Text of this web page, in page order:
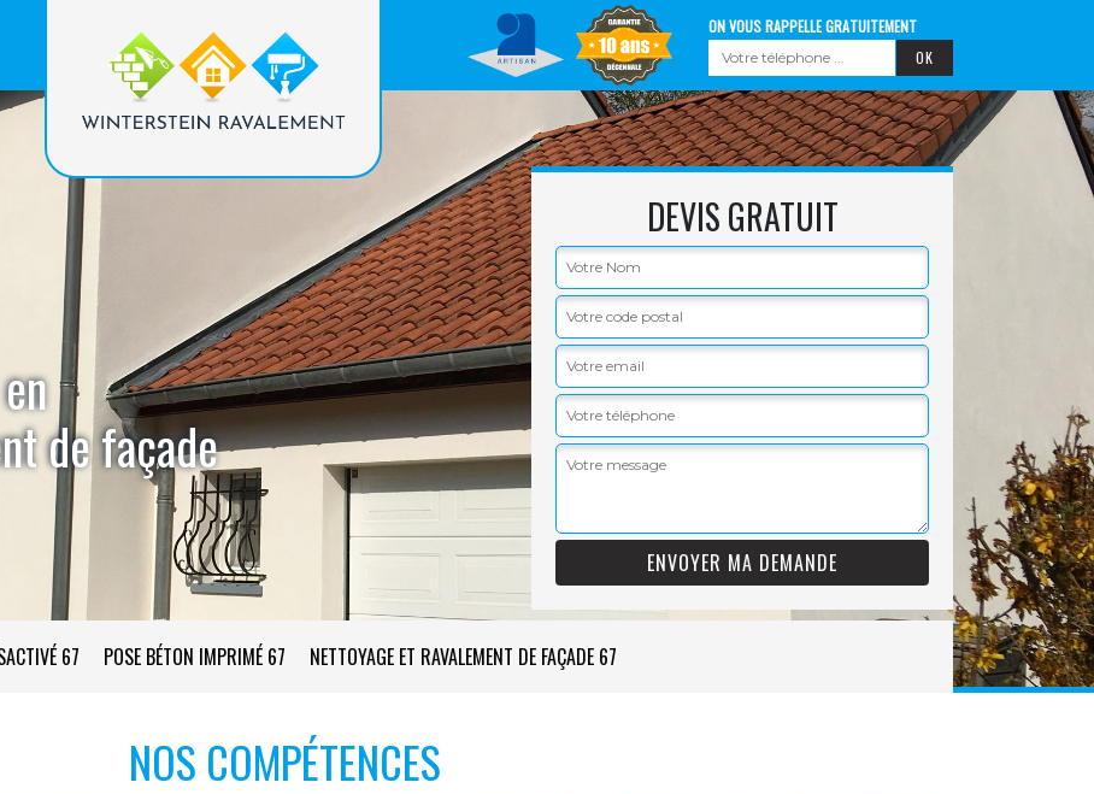
ON VOUS RAPPELLE GRATUITEMENT
de façade
DEVIS GRATUIT
67 POSE BÉTON IMPRIMÉ 67 NETTOYAGE ET RAVALEMENT DE FAÇADE 67
NOS COMPÉTENCES